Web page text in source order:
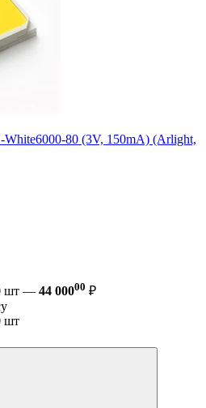
80 (3V, 150mA) (Arlight,
шт — 44 00000 ₽
шт